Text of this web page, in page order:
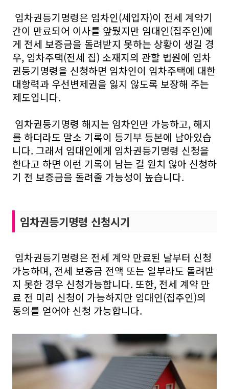
임차권등기명령은 임차인(세입자)이 전세 계약기
간이 만료되어 이사를 앞뒀지만 임대인(집주인)에
게 전세 보증금을 돌려받지 못하는 상황이 생길 경
우, 임차주택(전세 집) 소재지의 관할 법원에 임차
권등기명령을 신청하면 임차인이 임차주택에 대한
대항력과 우선변제권을 잃지 않도록 보장해 주는
제도입니다.
임차권등기명령 해지는 임차인만 가능하고, 해지
를 하더라도 말소 기록이 등기부 등본에 남아있습
니다. 그래서 임대인에게 임차권등기명령 신청을
한다고 하면 이런 기록이 남는 걸 원치 않아 신청하
기 전 보증금을 돌려줄 가능성이 높습니다.
임차권등기명령 신청시기
임차권등기명령은 전세 계약 만료된 날부터 신청
가능하며, 전세 보증금 전액 또는 일부라도 돌려받
지 못한 경우 신청가능합니다. 또한, 전세 계약 만
료 전 미리 신청이 가능하지만 임대인(집주인)의
동의를 얻어야 신청 가능합니다.